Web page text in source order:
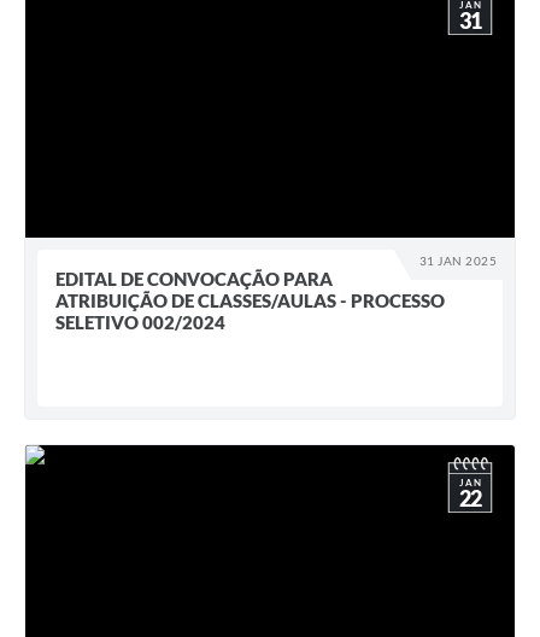
31 JAN 2025
JAN
31
EDITAL DE CONVOCAÇÃO PARA
ATRIBUIÇÃO DE CLASSES/AULAS - PROCESSO
SELETIVO 002/2024
JAN
22